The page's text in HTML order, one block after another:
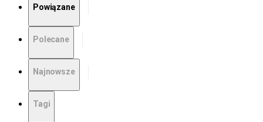
Powiązane
Polecane
Najnowsze
Tagi